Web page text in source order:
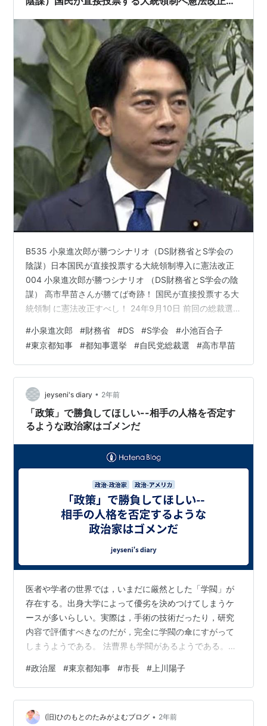
B535 小泉進次郎が勝つシナリオ（DS財務省とS学会の
陰謀）日本国民が直接投票する大統領制導入に憲法改正
004 小泉進次郎が勝つシナリオ （DS財務省とS学会の陰
謀） 高市早苗さんが勝てば奇跡！ 国民が直接投票する大
統領制 に憲法改正すべし！ 24年9月10日 前回の総裁選
改ザンで不正選挙となった だいたい郵便物なんて 改ざん
簡単でしょ？ 誰でもできる 今回は警戒を厳重にして ほ
しいですね。 なぜ日本人はいつも お上は不正をしないと
思うのだろうか？ 前回のアメリカ大統領 選挙も不正だっ
た 1000万票が多かったと 判明しているのに メデ…
#小泉進次郎 #財務省 #DS #S学会 #小池百合子
#東京都知事 #都知事選挙 #自民党総裁選 #高市早苗
jeyseni's diary • 2年前
「政策」で勝負してほしい--相手の人格を否定す
るような政治家はゴメンだ
医者や学者の世界では，いまだに厳然とした「学閥」が
存在する。出身大学によって優劣を決めつけてしまうケ
ースが多いらしい。実際は，手術の技術だったり，研究
内容で評価すべきなのだが，完全に学閥の傘にすがって
しまうようである。 法曹界も学閥があるようである。し
て，結果が変わってくる。検事と弁護士の戦いであって
も，そこには真実があるからこそ，勝ち負けが決まる。
一般企業では，顧客に対する製品やサービスの内容，適
切な価格が勝敗を決する。勝者と敗者はほぼ明確に決ま
#政治屋 #東京都知事 #市長 # 上川陽子
(旧)ひのもとのたみがよむブログ • 2年前